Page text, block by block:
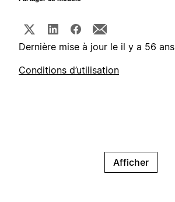
Dernière mise à jour le il y a 56 ans
Conditions d’utilisation
Afficher